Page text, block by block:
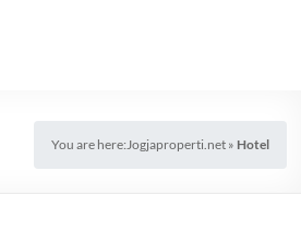
You are here: Jogjaproperti.net» Hotel